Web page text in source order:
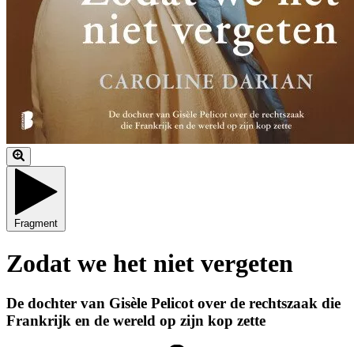
Fragment
Zodat we het niet vergeten
De dochter van Gisèle Pelicot over de rechtszaak die
Frankrijk en de wereld op zijn kop zette